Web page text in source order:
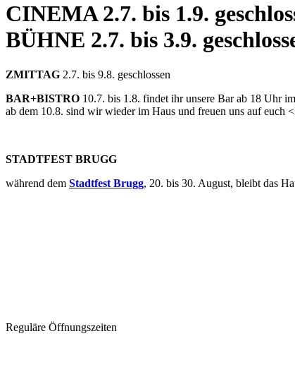
CINEMA2.7. bis 1.9.
BÜHNE 2.7. bis 3.9.
ZMITTAG 2.7. bis 9.8. geschlossen
BAR+BISTRO 10.7. bis 1.8. findet ihr unsere Bar ab 18 Uhr
ab dem 10.8. sind wir wieder im Haus und freuen uns auf euch
STADTFEST BRUGG
während dem Stadtfest Brugg, 20. bis 30. August, bleibt das
Reguläre Öffnungszeiten